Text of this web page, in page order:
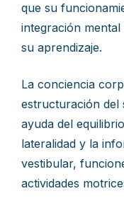
que su
integración
su aprendizaje.
La conciencia
estructuración del
ayuda del
lateralidad y la
vestibular,
actividades